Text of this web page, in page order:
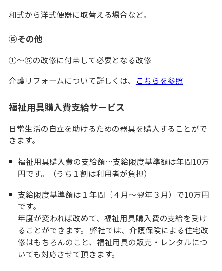
和式から洋式便器に取替える場合など。
⑥その他
①～⑤の改修に付帯して必要となる改修
介護リフォームについて詳しくは、 こちらを参照
福祉用具購入費支給サービス
日常生活の自立を助けるための器具を購入することがで
きます。
福祉用具購入費の支給額…支給限度基準額は年間10万
円です。（うち１割は利用者が負担）
支給限度基準額は１年間（４月～翌年３月）で10万円
です。
年度が変われば改めて、福祉用具購入費の支給を受け
ることができます。 弊社では、介護保険による住宅改
修はもちろんのこと、福祉用具の販売・レンタルにつ
いても対応させて頂きます。